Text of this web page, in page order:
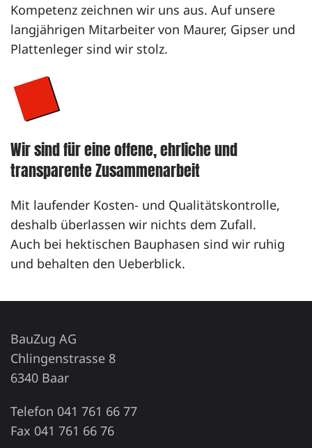
Kompetenz zeichnen wir uns aus. Auf unsere
langjährigen Mitarbeiter von Maurer, Gipser und
Plattenleger sind wir stolz.
Wir sind für eine offene, ehrliche und
transparente Zusammenarbeit
Mit laufender Kosten- und Qualitätskontrolle,
deshalb überlassen wir nichts dem Zufall.
Auch bei hektischen Bauphasen sind wir ruhig
und behalten den Ueberblick.
BauZug AG
Chlingenstrasse 8
6340 Baar
Telefon 041 761 66 77
Fax 041 761 66 76